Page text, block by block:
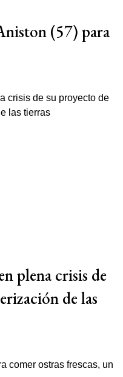
(57) para
plena crisis de
de las